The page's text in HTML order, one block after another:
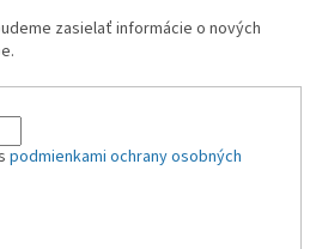
zasielať informácie o nových
podmienkami ochrany osobných